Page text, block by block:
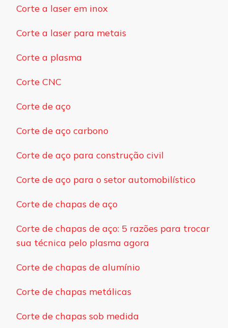
Corte a laser em inox
Corte a laser para metais
Corte a plasma
Corte CNC
Corte de aço
Corte de aço carbono
Corte de aço para construção civil
Corte de aço para o setor automobilístico
Corte de chapas de aço
Corte de chapas de aço: 5 razões para trocar
sua técnica pelo plasma agora
Corte de chapas de alumínio
Corte de chapas metálicas
Corte de chapas sob medida